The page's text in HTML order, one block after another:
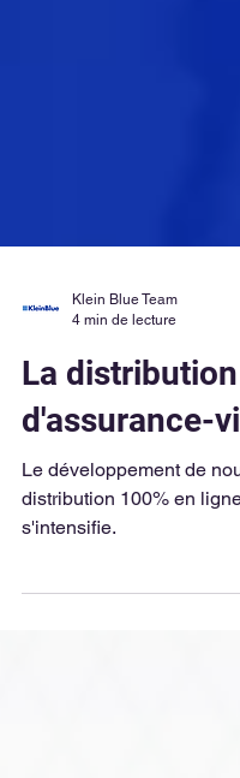
4 min de lecture
La distribution
d'assurance-
Le développement de
distribution 100% en